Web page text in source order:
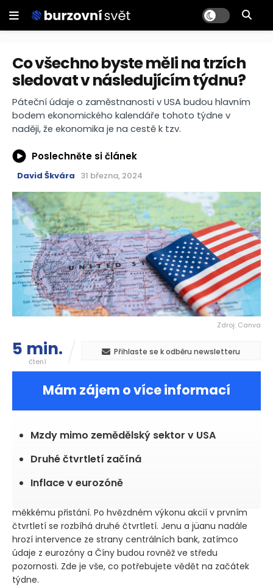
Co všechno byste měli na trzích
sledovat v následujícím týdnu?
Páteční údaje o zaměstnanosti v USA budou hlavním
bodem ekonomického kalendáře tohoto týdne v
naději, že ekonomika je na cestě k tzv.
Poslechněte si článek
David Škvára 31 března, 2024
Zdroj: Canva
5 min.
čtení
Přihlaste se k odběru newsletteru
Mám zájem o více informací
Mzdy mimo zemědělský sektor v USA
Druhé čtvrtletí začíná
Inflace v eurozóně
měkkému přistání. Po hvězdném výkonu akcií v prvním
čtvrtletí se rozbíhá druhé čtvrtletí. Jenu a jüanu nadále
hrozí intervence ze strany centrálních bank, zatímco
údaje z eurozóny a Číny budou rovněž ve středu
pozornosti. Zde je vše, co potřebujete vědět na začátek
týdne.